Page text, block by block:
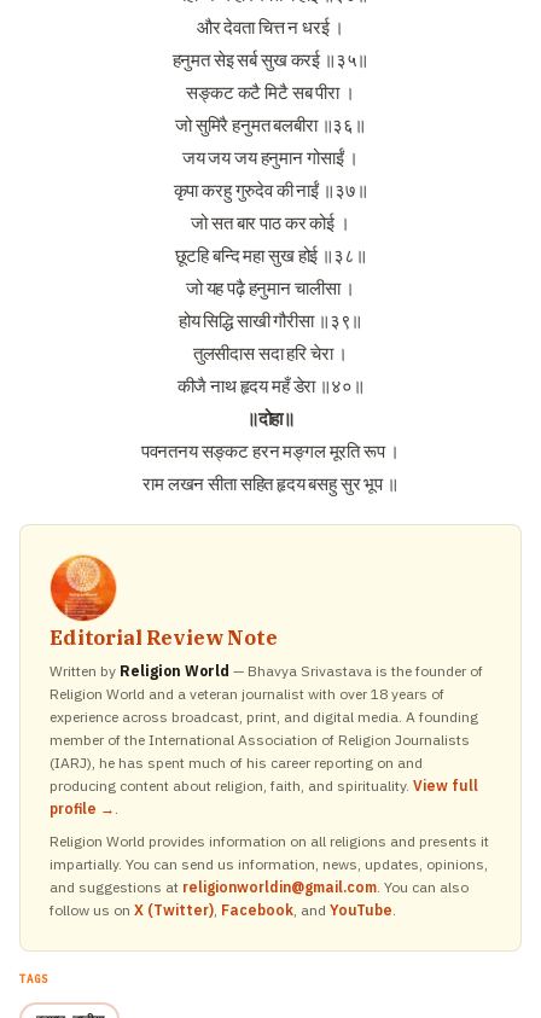
और देवता चित्त न धरई ।
हनुमत सेइ सर्ब सुख करई ॥३५॥
सङ्कट कटै मिटै सब पीरा ।
जो सुमिरै हनुमत बलबीरा ॥३६॥
जय जय जय हनुमान गोसाईं ।
कृपा करहु गुरुदेव की नाईं ॥३७॥
जो सत बार पाठ कर कोई ।
छूटहि बन्दि महा सुख होई ॥३८॥
जो यह पढ़ै हनुमान चालीसा ।
होय सिद्धि साखी गौरीसा ॥३९॥
तुलसीदास सदा हरि चेरा ।
कीजै नाथ हृदय महँ डेरा ॥४०॥
॥दोहा॥
पवनतनय सङ्कट हरन मङ्गल मूरति रूप ।
राम लखन सीता सहित हृदय बसहु सुर भूप ॥
Editorial Review Note
Written by Religion World — Bhavya Srivastava is the founder of
Religion World and a veteran journalist with over 18 years of
experience across broadcast, print, and digital media. A founding
member of the International Association of Religion Journalists
(IARJ), he has spent much of his career reporting on and
producing content about religion, faith, and spirituality. View full
profile → .
Religion World provides information on all religions and presents it
impartially. You can send us information, news, updates, opinions,
and suggestions at religionworldin@gmail.com. You can also
follow us on X (Twitter), Facebook, and YouTube.
TAGS